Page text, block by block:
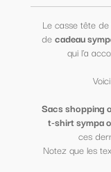
Le casse tête
decadeau
qui l'a
Sacs shopping
t-shirt sympa
ces
Notez que les